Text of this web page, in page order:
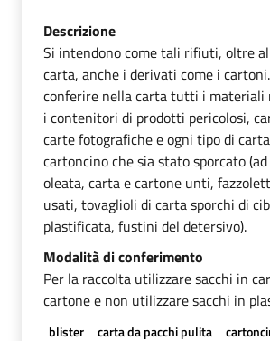
Descrizione
Si intendono come tali rifiuti, oltre
carta, anche i derivati come i
conferire nella carta tutti i materiali
i contenitori di prodotti pericolosi,
carte fotografiche e ogni tipo di
cartoncino che sia stato sporcato
oleata, carta e cartone unti,
usati, tovaglioli di carta sporchi di
plastificata, fustini del detersivo).
Modalità di conferimento
Per la raccolta utilizzare sacchi in
cartone e non utilizzare sacchi in
blister carta da pacchi pulita